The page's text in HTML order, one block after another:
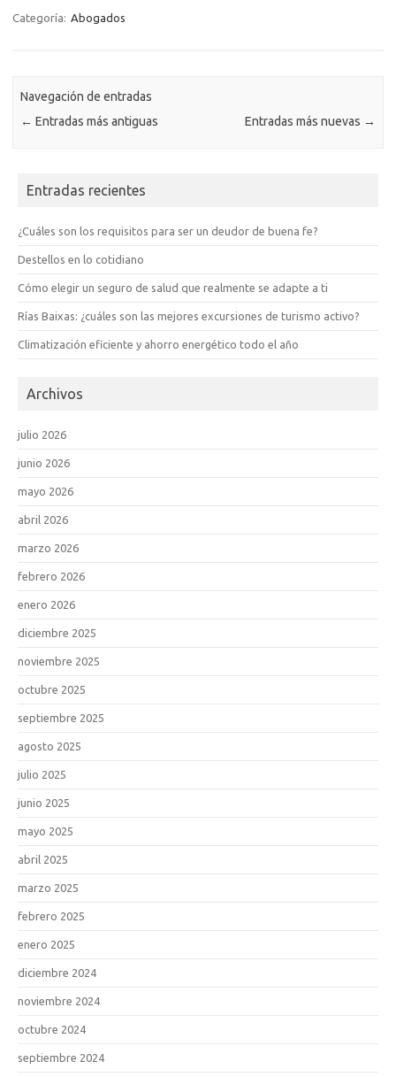
Categoría: Abogados
Navegación de entradas
← Entradas más antiguas Entradas más nuevas →
Entradas recientes
¿Cuáles son los requisitos para ser un deudor de buena fe?
Destellos en lo cotidiano
Cómo elegir un seguro de salud que realmente se adapte a ti
Rías Baixas: ¿cuáles son las mejores excursiones de turismo activo?
Climatización eficiente y ahorro energético todo el año
Archivos
julio 2026
junio 2026
mayo 2026
abril 2026
marzo 2026
febrero 2026
enero 2026
diciembre 2025
noviembre 2025
octubre 2025
septiembre 2025
agosto 2025
julio 2025
junio 2025
mayo 2025
abril 2025
marzo 2025
febrero 2025
enero 2025
diciembre 2024
noviembre 2024
octubre 2024
septiembre 2024